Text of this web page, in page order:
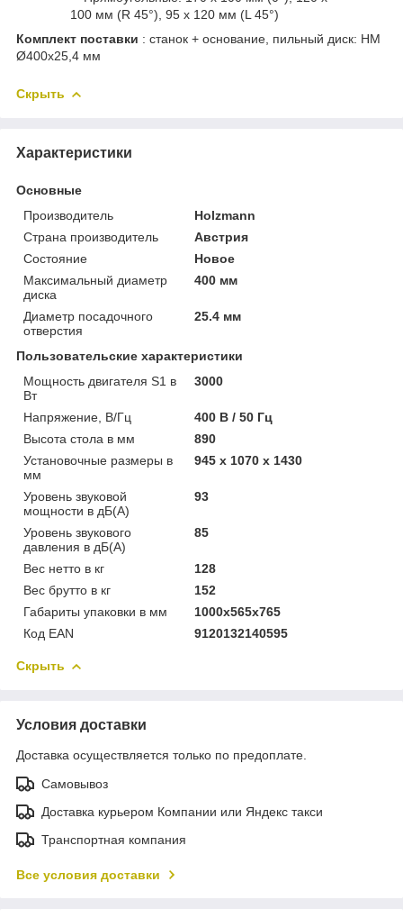
100 мм (R 45°), 95 x 120 мм (L 45°)
Комплект поставки : станок + основание, пильный диск: HM
Ø400x25,4 мм
Скрыть
Характеристики
Основные
Производитель
Holzmann
Страна производитель
Австрия
Состояние
Новое
Максимальный диаметр
диска
400 мм
Диаметр посадочного
отверстия
25.4 мм
Пользовательские характеристики
Мощность двигателя S1 в
Вт
3000
Напряжение, В/Гц
400 В / 50 Гц
Высота стола в мм
890
Установочные размеры в
мм
945 x 1070 x 1430
Уровень звуковой
мощности в дБ(А)
93
Уровень звукового
давления в дБ(А)
85
Вес нетто в кг
128
Вес брутто в кг
152
Габариты упаковки в мм
1000х565х765
Код EAN
9120132140595
Скрыть
Условия доставки
Доставка осуществляется только по предоплате.
Самовывоз
Доставка курьером Компании или Яндекс такси
Транспортная компания
Все условия доставки